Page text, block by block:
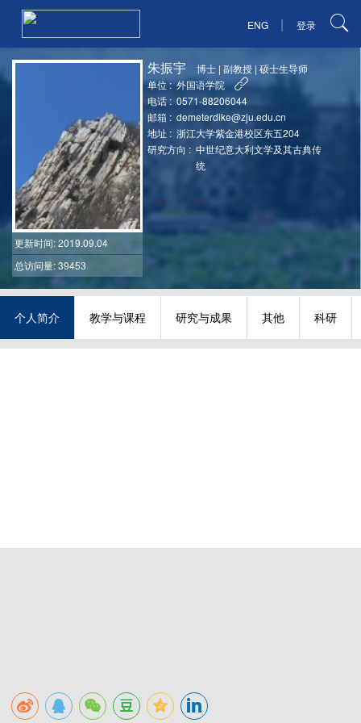
ENG | 登录
更新时间: 2019.09.04
总访问量: 39453
朱振宇 博士 |副教授 |硕士生导师
单位 : 外国语学院
电话 : 0571-88206044
邮箱 : demeterdike@zju.edu.cn
地址 : 浙江大学紫金港校区东五204
研究方向 : 中世纪意大利文学及其古典传
统
个人简介 教学与课程 研究与成果 其他 科研